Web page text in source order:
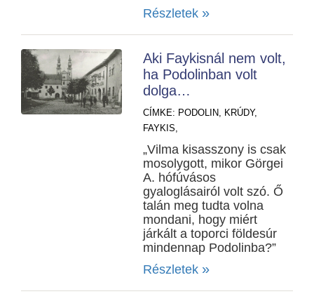
Részletek »
Aki Faykisnál nem volt,
ha Podolinban volt
dolga…
CÍMKE: PODOLIN, KRÚDY,
FAYKIS,
„Vilma kisasszony is csak
mosolygott, mikor Görgei
A. hófúvásos
gyaloglásairól volt szó. Ő
talán meg tudta volna
mondani, hogy miért
járkált a toporci földesúr
mindennap Podolinba?”
Részletek »